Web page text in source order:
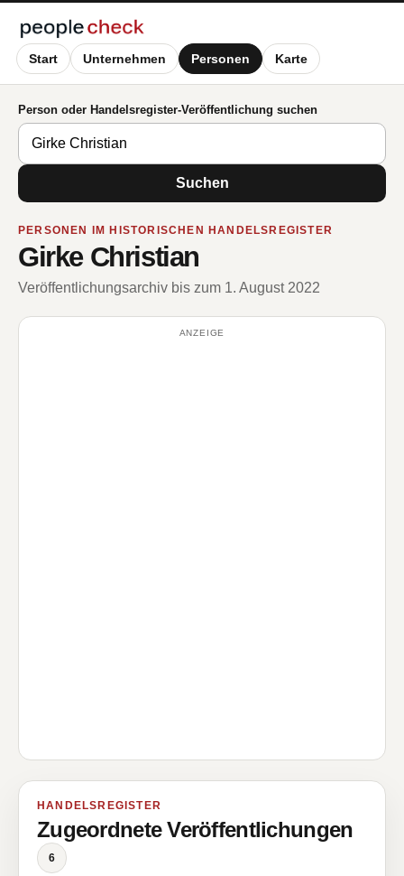
Start Unternehmen Personen Karte
Person oder Handelsregister-Veröffentlichung suchen
Suchen
PERSONEN IM HISTORISCHEN HANDELSREGISTER
Girke Christian
Veröffentlichungsarchiv bis zum 1. August 2022
ANZEIGE
HANDELSREGISTER
Zugeordnete Veröffentlichungen
6